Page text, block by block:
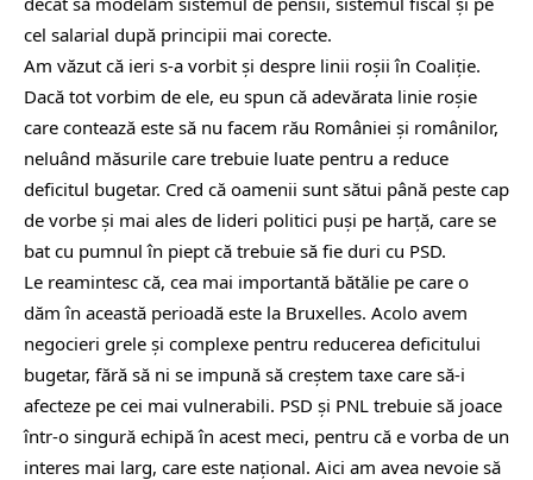
cel salarial după principii mai corecte.
Am văzut că ieri s-a vorbit și despre linii roșii în Coaliție.
Dacă tot vorbim de ele, eu spun că adevărata linie roșie
care contează este să nu facem rău României și românilor,
neluând măsurile care trebuie luate pentru a reduce
deficitul bugetar. Cred că oamenii sunt sătui până peste cap
de vorbe și mai ales de lideri politici puși pe harță, care se
bat cu pumnul în piept că trebuie să fie duri cu PSD.
Le reamintesc că, cea mai importantă bătălie pe care o
dăm în această perioadă este la Bruxelles. Acolo avem
negocieri grele și complexe pentru reducerea deficitului
bugetar, fără să ni se impună să creștem taxe care să-i
afecteze pe cei mai vulnerabili. PSD și PNL trebuie să joace
într-o singură echipă în acest meci, pentru că e vorba de un
interes mai larg, care este național. Aici am avea nevoie să